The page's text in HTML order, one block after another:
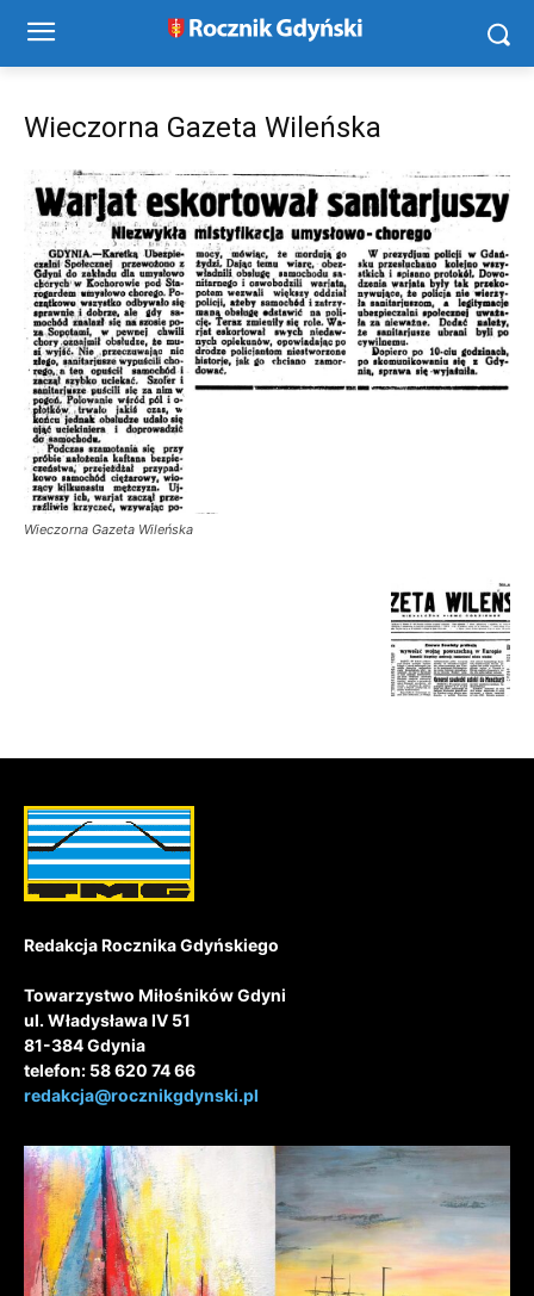
Wieczorna Gazeta Wileńska
Wieczorna Gazeta Wileńska
Redakcja Rocznika Gdyńskiego
Towarzystwo Miłośników Gdyni
ul. Władysława IV 51
81-384 Gdynia
telefon: 58 620 74 66
redakcja@rocznikgdynski.pl